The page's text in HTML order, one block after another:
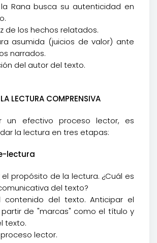
Rana busca su autenticidad en
de los hechos relatados.
asumida (juicios de valor) ante
narrados.
del autor del texto.
LECTURA COMPRENSIVA
un efectivo proceso lector, es
la lectura en tres etapas:
lectura
el propósito de la lectura. ¿Cuál es
del texto?
contenido del texto. Anticipar el
de "marcas" como el título y
texto.
proceso lector.